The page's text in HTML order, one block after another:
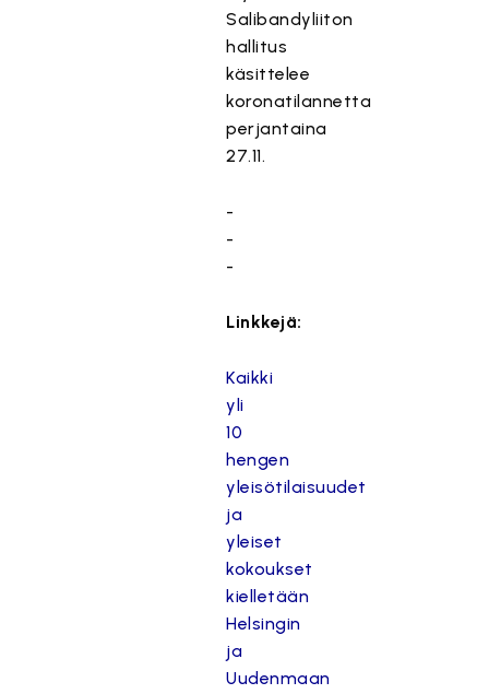
Salibandyliiton
hallitus
käsittelee
koronatilannetta
perjantaina
27.11.
-
-
-
Linkkejä:
Kaikki
yli
10
hengen
yleisötilaisuudet
ja
yleiset
kokoukset
kielletään
Helsingin
ja
Uudenmaan